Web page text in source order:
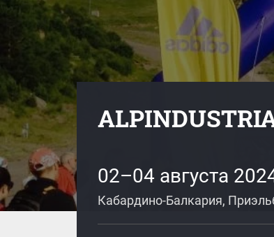
02–04 августа
Кабардино-Балкария,